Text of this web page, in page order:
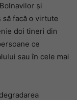
și
să facă o virtute
doi tineri din
ce
sau în cele mai